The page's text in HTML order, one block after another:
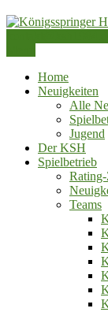
Skip
to
content
Home
Neuigkeiten
Alle
Jugend
Der KSH
Spielbetrieb
Teams